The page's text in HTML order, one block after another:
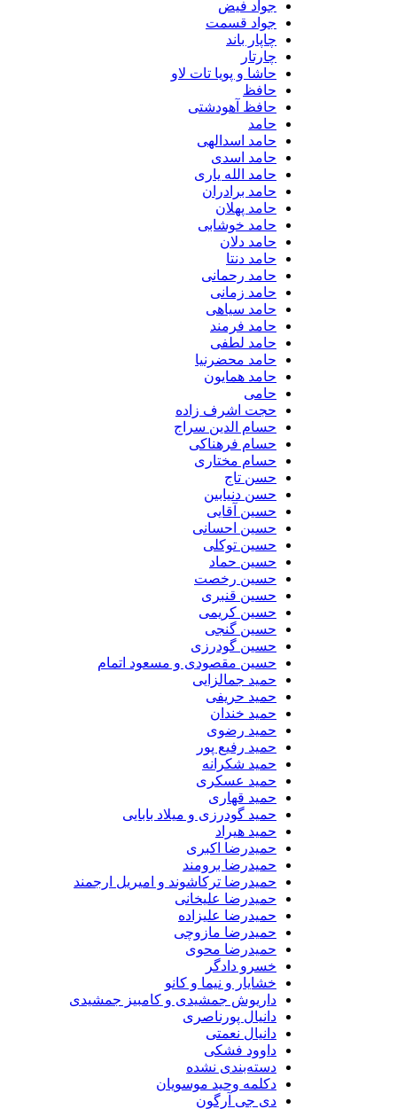
جواد فیض
جواد قسمت
چاپار باند
چارتار
حاشا و پویا تات لاو
حافظ
حافظ آهودشتی
حامد
حامد اسدالهی
حامد اسدی
حامد الله یاری
حامد برادران
حامد پهلان
حامد خوشابی
حامد دلان
حامد دنتا
حامد رحمانی
حامد زمانی
حامد سیاهی
حامد فرمند
حامد لطفی
حامد محضرنیا
حامد همایون
حامی
حجت اشرف زاده
حسام الدین سراج
حسام فرهناکی
حسام مختاری
حسن تاج
حسن دنیابین
حسین آقایی
حسین احسانی
حسین توکلی
حسین حماد
حسین رخصت
حسین قنبری
حسین کریمی
حسین گنجی
حسین گودرزی
حسین مقصودی و مسعود اتمام
حمید جمالزایی
حمید حریفی
حمید خندان
حمید رضوی
حمید رفیع پور
حمید شکرانه
حمید عسکری
حمید قهاری
حمید گودرزی و میلاد بابایی
حمید هیراد
حمیدرضا اکبری
حمیدرضا برومند
حمیدرضا ترکاشوند و امیریل ارجمند
حمیدرضا علیخانی
حمیدرضا علیزاده
حمیدرضا مازوچی
حمیدرضا محوی
خسرو دادگر
خشایار و نیما و کانو
داریوش جمشیدی و کامبیز جمشیدی
دانیال پورناصری
دانیال نعمتی
داوود فشکی
دسته‌بندی نشده
دکلمه وحید موسویان
دی جی آرگون